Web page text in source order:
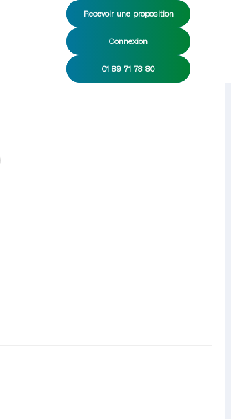
Recevoir une proposition
Connexion
01 89 71 78 80